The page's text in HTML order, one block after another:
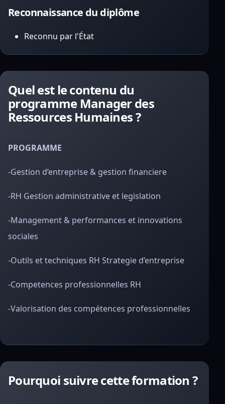
Reconnaissance du diplôme
Reconnu par l'État
Quel est le contenu du
programme Manager des
Ressources Humaines ?
PROGRAMME
-Gestion d’entreprise & gestion financiere
-RH Gestion administrative et legislation
-Management & performances et innovations
sociales
-Outils et techniques RH Strategie d’entreprise
-Competences professionnelles RH
-Valorisation des compétences professionnelles
Pourquoi suivre cette formation ?